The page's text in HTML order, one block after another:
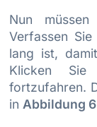
Nun
Verfassen
lang ist,
Klicken
fortzufahren.
in Abbildung 6